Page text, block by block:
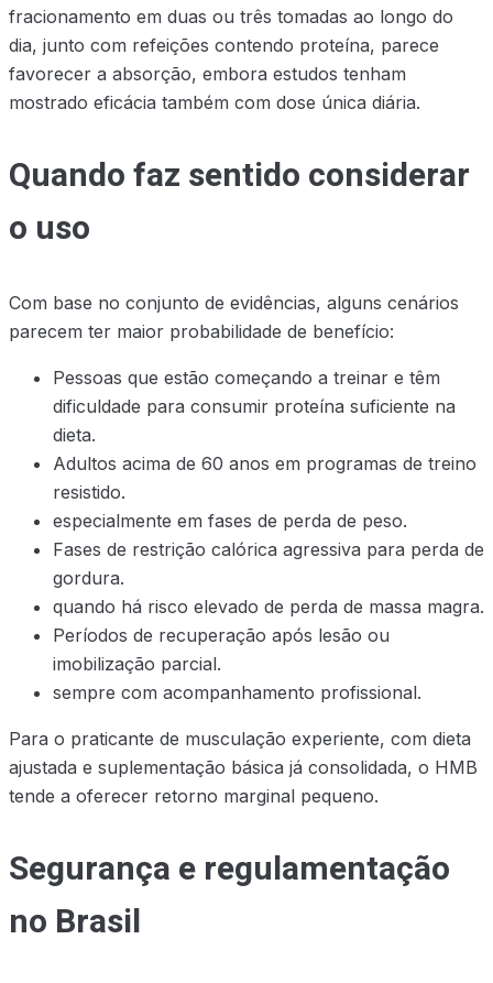
fracionamento em duas ou três tomadas ao longo do
dia, junto com refeições contendo proteína, parece
favorecer a absorção, embora estudos tenham
mostrado eficácia também com dose única diária.
Quando faz sentido considerar
o uso
Com base no conjunto de evidências, alguns cenários
parecem ter maior probabilidade de benefício:
Pessoas que estão começando a treinar e têm
dificuldade para consumir proteína suficiente na
dieta.
Adultos acima de 60 anos em programas de treino
resistido.
especialmente em fases de perda de peso.
Fases de restrição calórica agressiva para perda de
gordura.
quando há risco elevado de perda de massa magra.
Períodos de recuperação após lesão ou
imobilização parcial.
sempre com acompanhamento profissional.
Para o praticante de musculação experiente, com dieta
ajustada e suplementação básica já consolidada, o HMB
tende a oferecer retorno marginal pequeno.
Segurança e regulamentação
no Brasil